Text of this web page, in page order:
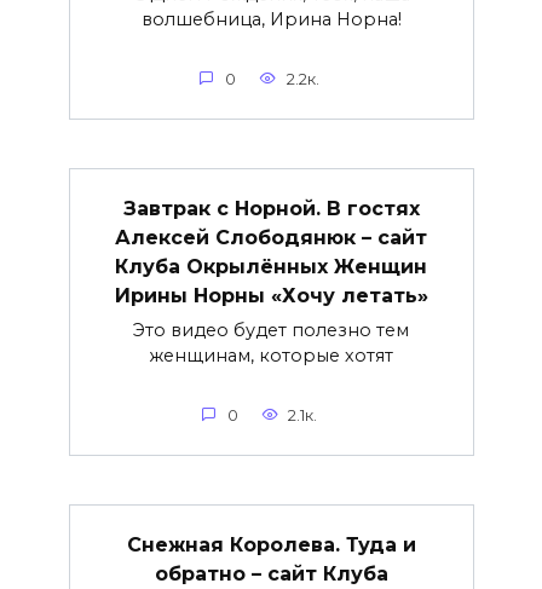
волшебница, Ирина Норна!
0 2.2к.
Завтрак с Норной. В гостях
Алексей Слободянюк – сайт
Клуба Окрылённых Женщин
Ирины Норны «Хочу летать»
Это видео будет полезно тем
женщинам, которые хотят
0 2.1к.
Снежная Королева. Туда и
обратно – сайт Клуба